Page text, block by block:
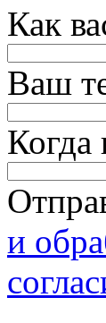
Как
Ваш
Когда
и